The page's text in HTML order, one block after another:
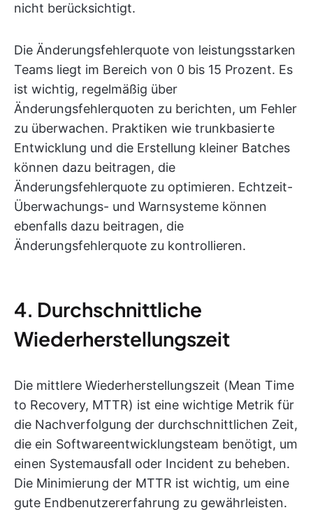
nicht berücksichtigt.
Die Änderungsfehlerquote von leistungsstarken
Teams liegt im Bereich von 0 bis 15 Prozent. Es
ist wichtig, regelmäßig über
Änderungsfehlerquoten zu berichten, um Fehler
zu überwachen. Praktiken wie trunkbasierte
Entwicklung und die Erstellung kleiner Batches
können dazu beitragen, die
Änderungsfehlerquote zu optimieren. Echtzeit-
Überwachungs- und Warnsysteme können
ebenfalls dazu beitragen, die
Änderungsfehlerquote zu kontrollieren.
4. Durchschnittliche
Wiederherstellungszeit
Die mittlere Wiederherstellungszeit (Mean Time
to Recovery, MTTR) ist eine wichtige Metrik für
die Nachverfolgung der durchschnittlichen Zeit,
die ein Softwareentwicklungsteam benötigt, um
einen Systemausfall oder Incident zu beheben.
Die Minimierung der MTTR ist wichtig, um eine
gute Endbenutzererfahrung zu gewährleisten.